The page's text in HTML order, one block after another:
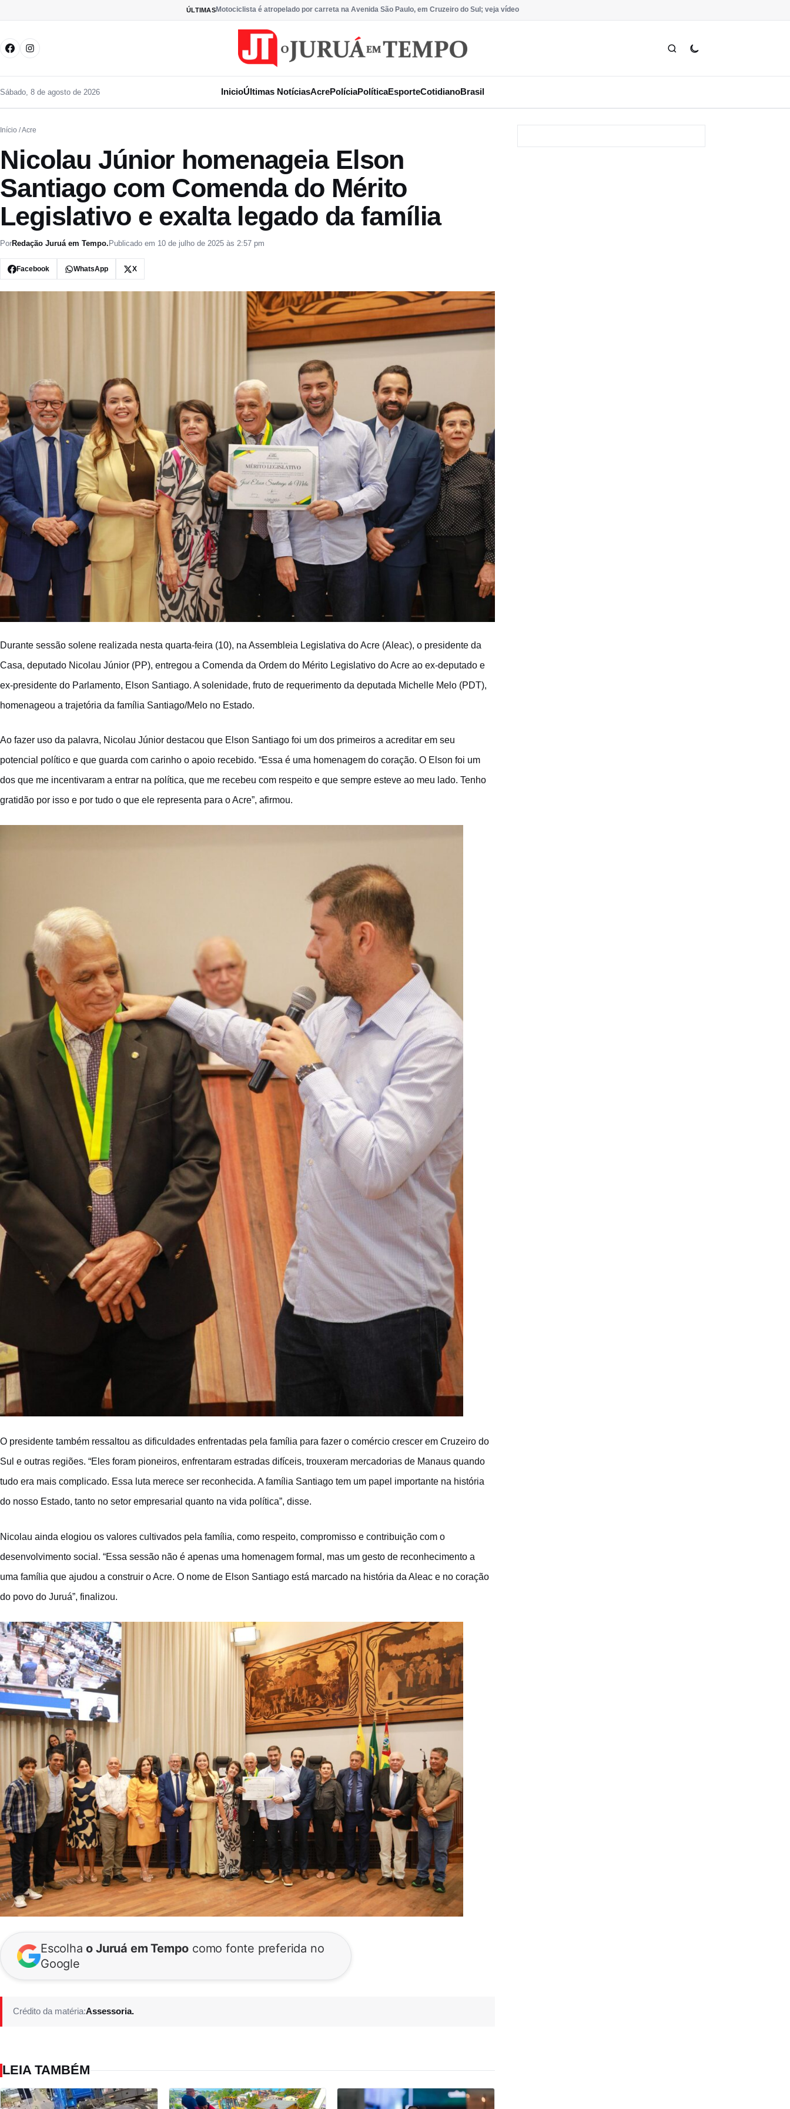
ÚLTIMASMotociclista é atropelado por carreta na Avenida São Paulo, em Cruzeiro do Sul; veja vídeo
Sábado, 8 de agosto de 2026 InicioÚltimas NotíciasAcrePolíciaPolíticaEsporteCotidianoBrasil
Início / Acre
Nicolau Júnior homenageia Elson
Santiago com Comenda do Mérito
Legislativo e exalta legado da família
PorRedação Juruá em Tempo. Publicado em 10 de julho de 2025 às 2:57 pm
Facebook WhatsApp X
Durante sessão solene realizada nesta quarta-feira (10), na Assembleia Legislativa do Acre (Aleac), o presidente da
Casa, deputado Nicolau Júnior (PP), entregou a Comenda da Ordem do Mérito Legislativo do Acre ao ex-deputado e
ex-presidente do Parlamento, Elson Santiago. A solenidade, fruto de requerimento da deputada Michelle Melo (PDT),
homenageou a trajetória da família Santiago/Melo no Estado.
Ao fazer uso da palavra, Nicolau Júnior destacou que Elson Santiago foi um dos primeiros a acreditar em seu
potencial político e que guarda com carinho o apoio recebido. “Essa é uma homenagem do coração. O Elson foi um
dos que me incentivaram a entrar na política, que me recebeu com respeito e que sempre esteve ao meu lado. Tenho
gratidão por isso e por tudo o que ele representa para o Acre”, afirmou.
O presidente também ressaltou as dificuldades enfrentadas pela família para fazer o comércio crescer em Cruzeiro do
Sul e outras regiões. “Eles foram pioneiros, enfrentaram estradas difíceis, trouxeram mercadorias de Manaus quando
tudo era mais complicado. Essa luta merece ser reconhecida. A família Santiago tem um papel importante na história
do nosso Estado, tanto no setor empresarial quanto na vida política”, disse.
Nicolau ainda elogiou os valores cultivados pela família, como respeito, compromisso e contribuição com o
desenvolvimento social. “Essa sessão não é apenas uma homenagem formal, mas um gesto de reconhecimento a
uma família que ajudou a construir o Acre. O nome de Elson Santiago está marcado na história da Aleac e no coração
do povo do Juruá”, finalizou.
Escolhao Juruá em Tempo como fonte preferida no
Google
Crédito da matéria:Assessoria.
LEIA TAMBÉM